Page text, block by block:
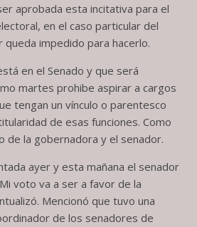
aprobada esta incitativa para el
en el caso particular del
impedido para hacerlo.
en el Senado y que será
martes prohibe aspirar a cargos
tengan un vínculo o parentesco
de esas funciones. Como
de la gobernadora y el senador.
ayer y esta mañana el senador
voto va a ser a favor de la
Mencionó que tuvo una
de los senadores de